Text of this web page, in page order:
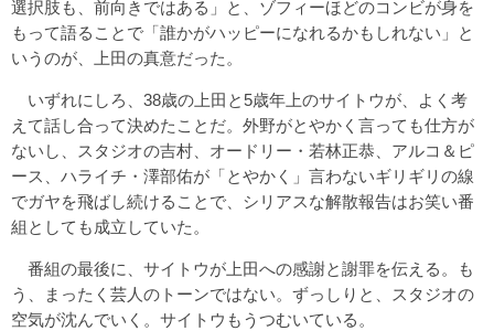
選択肢も、前向きではある」と、ゾフィーほどのコンビが身を
もって語ることで「誰かがハッピーになれるかもしれない」と
いうのが、上田の真意だった。
いずれにしろ、38歳の上田と5歳年上のサイトウが、よく考
えて話し合って決めたことだ。外野がとやかく言っても仕方が
ないし、スタジオの吉村、オードリー・若林正恭、アルコ＆ピ
ース、ハライチ・澤部佑が「とやかく」言わないギリギリの線
でガヤを飛ばし続けることで、シリアスな解散報告はお笑い番
組としても成立していた。
番組の最後に、サイトウが上田への感謝と謝罪を伝える。も
う、まったく芸人のトーンではない。ずっしりと、スタジオの
空気が沈んでいく。サイトウもうつむいている。